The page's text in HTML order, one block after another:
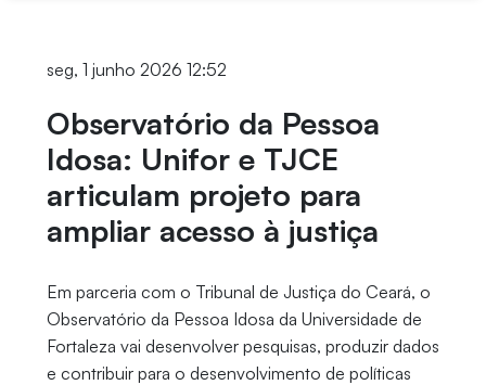
seg, 1 junho 2026 12:52
Observatório da Pessoa
Idosa: Unifor e TJCE
articulam projeto para
ampliar acesso à justiça
Em parceria com o Tribunal de Justiça do Ceará, o
Observatório da Pessoa Idosa da Universidade de
Fortaleza vai desenvolver pesquisas, produzir dados
e contribuir para o desenvolvimento de políticas